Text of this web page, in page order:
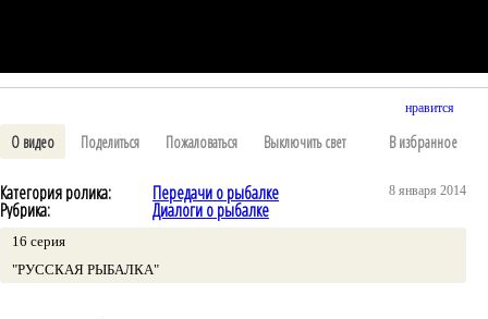
нравится
О видео Поделиться Пожаловаться Выключить свет В избранное
Категория ролика: Передачи о рыбалке
Рубрика: Диалоги о рыбалке
16 серия
"РУССКАЯ РЫБАЛКА"
8 января 2014